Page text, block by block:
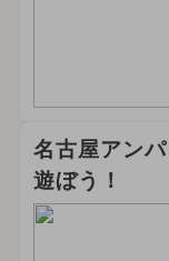
名古屋アン
遊ぼう！